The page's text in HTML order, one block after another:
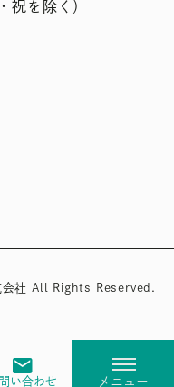
い合わせ メニュー
を除く）
社 All Rights Reserved.